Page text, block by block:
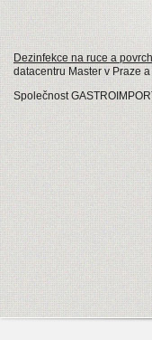
Dezinfekce na ruce a
datacentru Master v Praze
Společnost